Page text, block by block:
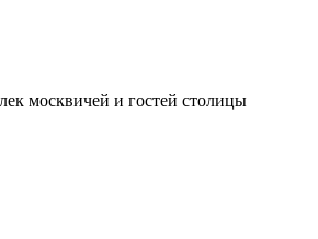
москвичей и гостей столицы